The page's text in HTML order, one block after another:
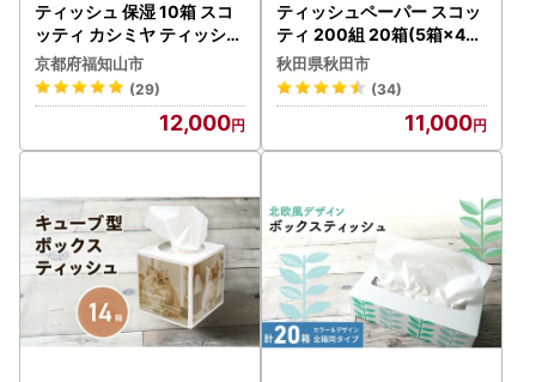
ティッシュ 保湿 10箱 スコ
ッティ カシミヤ ティッシュ
ペーパー
京都府福知山市
(29)
12,000
ティッシュペーパー スコッ
ティ 200組 20箱(5箱×4パ
ック) ティッシュ 秋田市オ
リジナル 最短翌日発送
秋田県秋田市
(34)
11,000